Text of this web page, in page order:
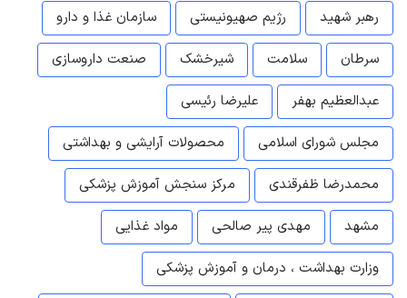
رهبر شهید
رژیم صهیونیستی
سازمان غذا و دارو
سرطان
سلامت شیرخشک
صنعت داروسازی
عبدالعظیم بهفر
علیرضا رئیسی
مجلس شورای اسلامی
محصولات آرایشی و بهداشتی
محمدرضا ظفرقندی
مرکز سنجش آموزش پزشکی
مشهد
مهدی پیر صالحی
مواد غذایی
وزارت بهداشت ، درمان و آموزش پزشکی